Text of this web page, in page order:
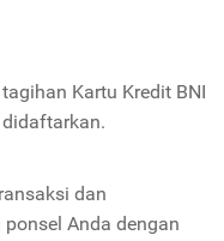
Kartu Kredit BNI
dan
Anda dengan